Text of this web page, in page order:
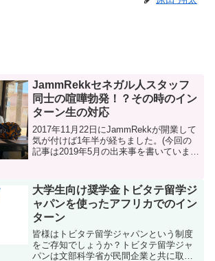
JammRekkセネガル人スタッフ
同士の喧嘩勃発！？その時のイン
ターン生の対応
2017年11月22日にJammRekkが開業して
気が付けば1年半が経ちました。(今回の
記事は2019年5月の出来事を書いていま
たなメニューが追加されては無くなっ
て...
大学生向け奨学金トビタテ留学ジ
ャパンを使ったアフリカでのイン
ターン
皆様はトビタテ留学ジャパンという制度
をご存知でしょうか？トビタテ留学ジャ
パンは文部科学省が民間企業と共に取り